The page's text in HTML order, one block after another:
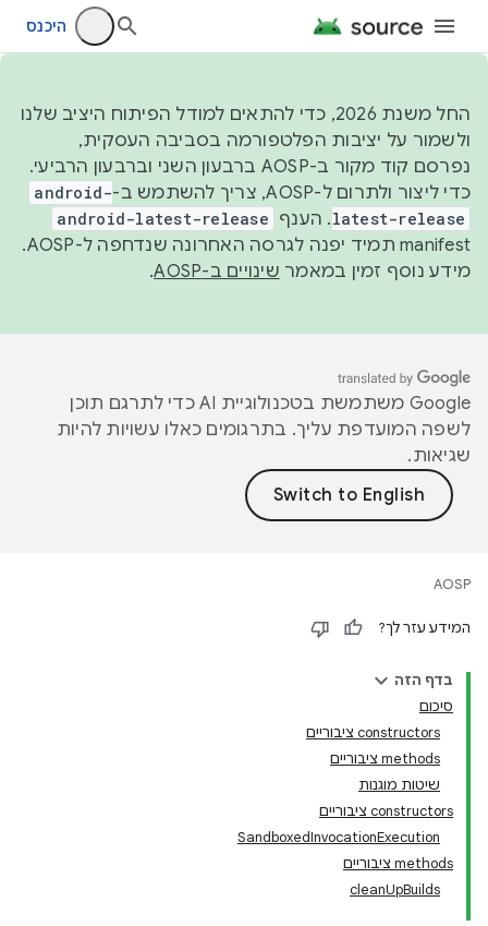
היכנס
החל משנת 2026, כדי להתאים למודל הפיתוח היציב שלנו
ולשמור על יציבות הפלטפורמה בסביבה העסקית,
נפרסם קוד מקור ב-AOSP ברבעון השני וברבעון הרביעי.
כדי ליצור ולתרום ל-AOSP, צריך להשתמש ב-
android-
latest-release. הענף android-latest-release
manifest תמיד יפנה לגרסה האחרונה שנדחפה ל-AOSP.
מידע נוסף זמין במאמר שינויים ב-AOSP .
‫Google משתמשת בטכנולוגיית AI כדי לתרגם תוכן
לשפה המועדפת עליך. בתרגומים כאלו עשויות להיות
שגיאות.
AOSP
המידע עזר לך?
בדף הזה
סיכום
‫constructors ציבוריים
‫methods ציבוריים
שיטות מוגנות
‫constructors ציבוריים
SandboxedInvocationExecution
‫methods ציבוריים
cleanUpBuilds